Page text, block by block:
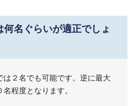
何名ぐらいが適正でしょ
は２名でも可能です。逆に最大
名程度となります。